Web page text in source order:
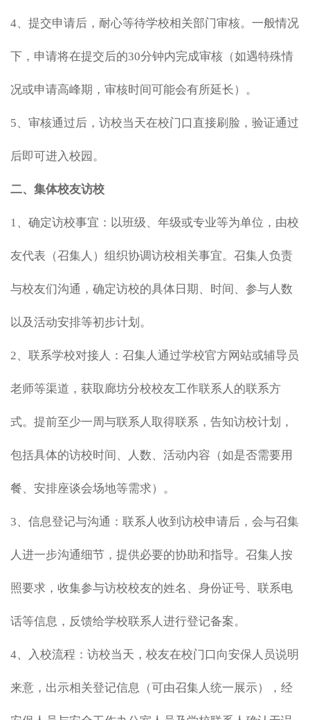
4、提交申请后，耐心等待学校相关部门审核。一般情况
下，申请将在提交后的30分钟内完成审核（如遇特殊情
况或申请高峰期，审核时间可能会有所延长）。
5、审核通过后，访校当天在校门口直接刷脸，验证通过
后即可进入校园。
二、集体校友访校
1、确定访校事宜：以班级、年级或专业等为单位，由校
友代表（召集人）组织协调访校相关事宜。召集人负责
与校友们沟通，确定访校的具体日期、时间、参与人数
以及活动安排等初步计划。
2、联系学校对接人：召集人通过学校官方网站或辅导员
老师等渠道，获取廊坊分校校友工作联系人的联系方
式。提前至少一周与联系人取得联系，告知访校计划，
包括具体的访校时间、人数、活动内容（如是否需要用
餐、安排座谈会场地等需求）。
3、信息登记与沟通：联系人收到访校申请后，会与召集
人进一步沟通细节，提供必要的协助和指导。召集人按
照要求，收集参与访校校友的姓名、身份证号、联系电
话等信息，反馈给学校联系人进行登记备案。
4、入校流程：访校当天，校友在校门口向安保人员说明
来意，出示相关登记信息（可由召集人统一展示），经